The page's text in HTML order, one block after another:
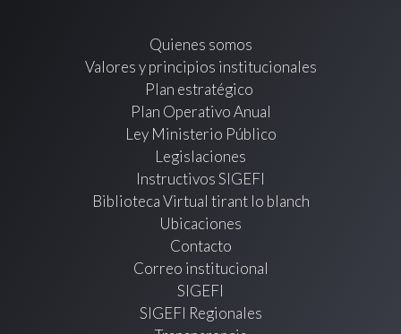
Quienes somos
Valores y principios institucionales
Plan estratégico
Plan Operativo Anual
Ley Ministerio Público
Legislaciones
Instructivos SIGEFI
Biblioteca Virtual tirant lo blanch
Ubicaciones
Contacto
Correo institucional
SIGEFI
SIGEFI Regionales